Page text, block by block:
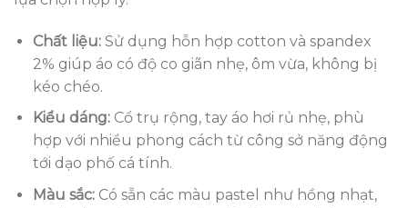
Chất liệu:Sử dụng hỗn hợp cotton và spandex
2% giúp áo có độ co giãn nhẹ, ôm vừa, không bị
kéo chéo.
Kiểu dáng:Cổ trụ rộng, tay áo hơi rủ nhẹ, phù
hợp với nhiều phong cách từ công sở năng động
tới dạo phố cá tính.
Màu sắc:Có sẵn các màu pastel như hồng nhạt,